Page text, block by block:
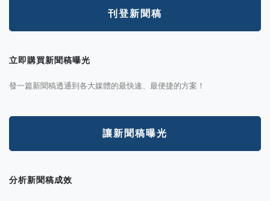
刊登新聞稿
立即購買新聞稿曝光
發一篇新聞稿透通到各大媒體的最快速、最便捷的方案！
讓新聞稿曝光
分析新聞稿成效